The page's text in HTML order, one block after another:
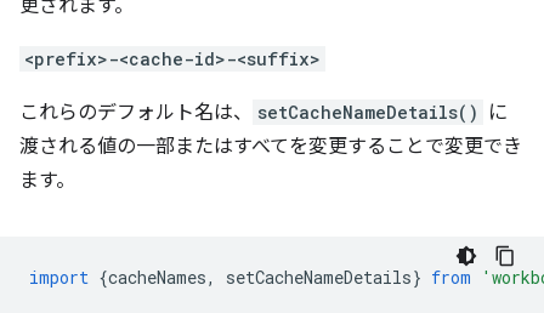
更されます。
<prefix>-<cache-id>-<suffix>
これらのデフォルト名は、 setCacheNameDetails()
に
渡される値の一部またはすべてを変更することで変更でき
ます。
import {cacheNames, setCacheNameDetails} from